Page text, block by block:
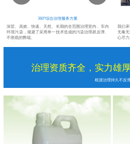
360°综合治理服务方案
深层、高效、快速、天然、长期的全范围治理室内、车内
环境污染，规避了采用单一技术造成的污染治理易反弹、
不彻底的弊端。
我们
无毒
心尽力
治理资质齐全，实力雄
根源治理持久不反